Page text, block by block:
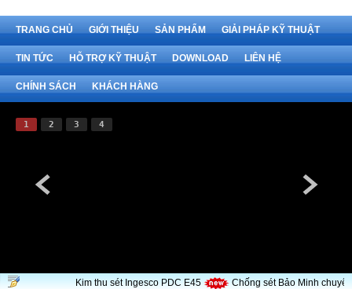
TRANG CHỦ GIỚI THIỆU SẢN PHẨM GIẢI PHÁP KỸ THUẬT
TIN TỨC HỖ TRỢ KỸ THUẬT DOWNLOAD LIÊN HỆ
CHÍNH SÁCH KHÁCH HÀNG
1 2 3 4
Kim thu sét Ingesco PDC E45 Chống sét Bảo Minh